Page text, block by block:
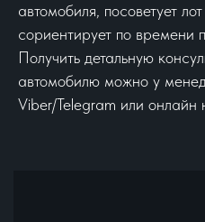
автомобиля, посоветует
сориентирует по времени
Получить детальную
автомобилю можно у
Viber/Telegram или онлайн